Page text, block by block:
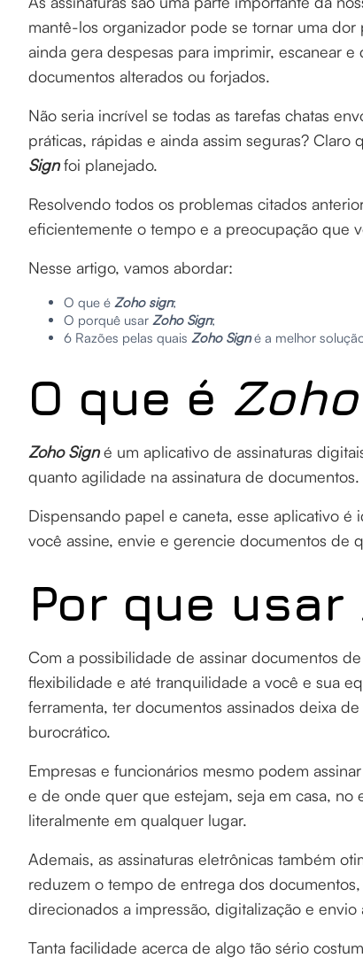
mantê-los organizador pode se tornar uma
ainda gera despesas para imprimir, escanear
documentos alterados ou forjados.
Não seria incrível se todas as tarefas chatas
práticas, rápidas e ainda assim seguras?
Signfoi planejado.
Resolvendo todos os problemas citados
eficientemente o tempo e a preocupação que
Nesse artigo, vamos abordar:
O que é Zoho sign;
O porquê usar Zoho Sign;
6 Razões pelas quais Zoho Signé a melhor
O que é
Zoho Signé um aplicativo de assinaturas
quanto agilidade na assinatura de documentos.
Dispensando papel e caneta, esse aplicativo
você assine, envie e gerencie documentos de
Por que usar
Com a possibilidade de assinar documentos
flexibilidade e até tranquilidade a você e sua
ferramenta, ter documentos assinados deixa
burocrático.
Empresas e funcionários mesmo podem
e de onde quer que estejam, seja em casa, no
literalmente em qualquer lugar.
Ademais, as assinaturas eletrônicas também
reduzem o tempo de entrega dos
direcionados a impressão, digitalização e envio
Tanta facilidade acerca de algo tão sério